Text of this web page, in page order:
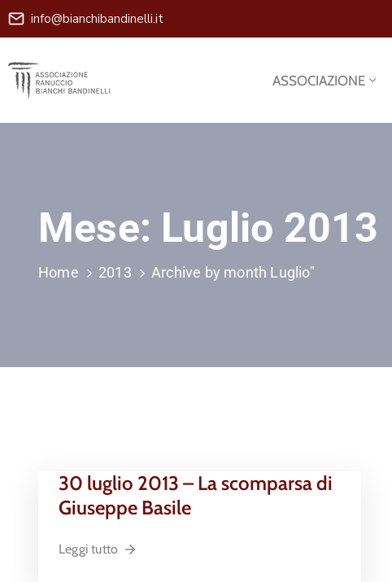
info@bianchibandinelli.it
ASSOCIAZIONE
Mese: Luglio 2013
Home 2013 Archive by month Luglio"
30 luglio 2013 – La scomparsa di
Giuseppe Basile
Leggi tutto